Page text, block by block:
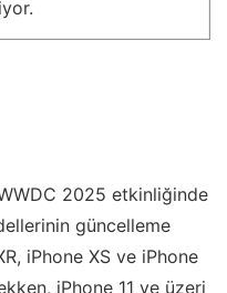
2025 etkinliğinde
güncelleme
iPhone XS ve iPhone
iPhone 11 ve üzeri